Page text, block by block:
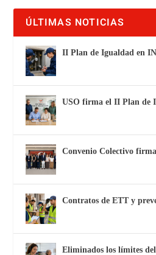
ÚLTIMAS NOTICIAS
II Plan de Igualdad en
USO firma el II Plan de
Convenio Colectivo
Contratos de ETT y
Eliminados los límites